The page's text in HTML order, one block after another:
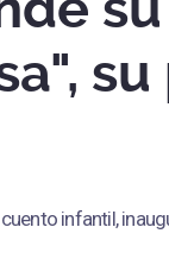
infantil,